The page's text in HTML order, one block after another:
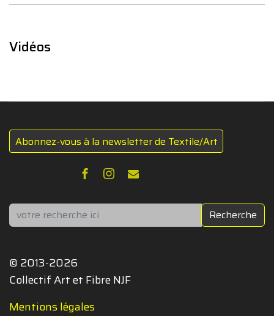
Vidéos
Abonnez-vous à la newsletter de Textile/Art
Rechercher Recherche
© 2013-2026
Collectif Art et Fibre NJF
Mentions légales